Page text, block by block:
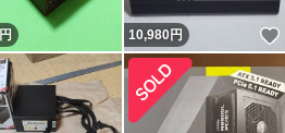
円 10,980円